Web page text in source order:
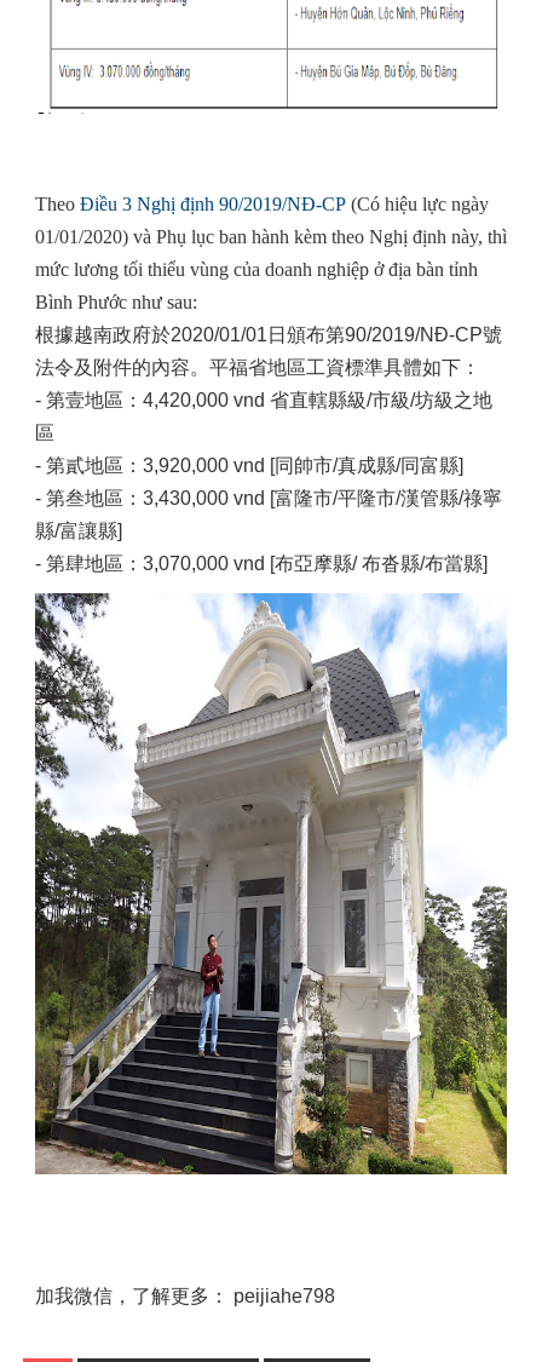
Theo Điều 3 Nghị định 90/2019/NĐ-CP(Có hiệu lực ngày
01/01/2020) và Phụ lục ban hành kèm theo Nghị định này, thì
mức lương tối thiểu vùng của doanh nghiệp ở địa bàn tỉnh
Bình Phước như sau:
根據越南政府於2020/01/01日頒布第90/2019/NĐ-CP號
法令及附件的內容。平福省地區工資標準具體如下：
- 第壹地區：4,420,000 vnd 省直轄縣級/市級/坊級之地
區
- 第貳地區：3,920,000 vnd [同帥市/真成縣/同富縣]
- 第叁地區：3,430,000 vnd [富隆市/平隆市/漢管縣/祿寧
縣/富讓縣]
- 第肆地區：3,070,000 vnd [布亞摩縣/ 布沓縣/布當縣]
加我微信，了解更多： peijiahe798